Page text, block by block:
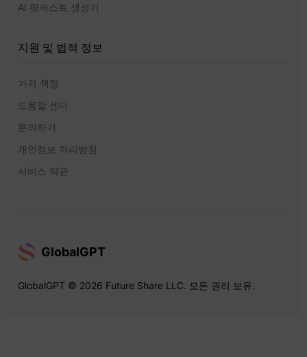
AI 팟캐스트 생성기
지원 및 법적 정보
가격 책정
도움말 센터
문의하기
개인정보 처리방침
서비스 약관
GlobalGPT
GlobalGPT © 2026 Future Share LLC. 모든 권리 보유.